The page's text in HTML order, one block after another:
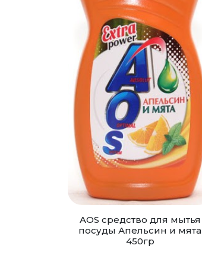
AOS cредство для мытья
посуды Апельсин и мята
450гр